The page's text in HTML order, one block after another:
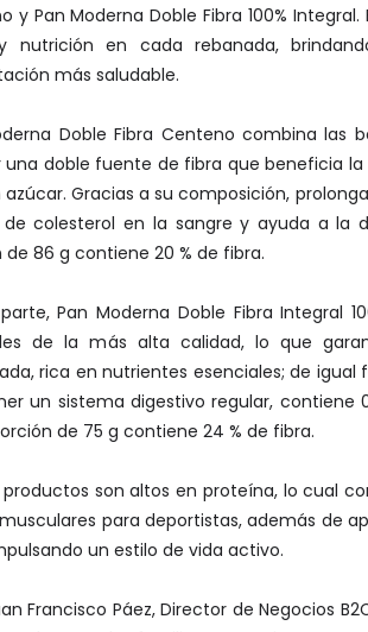
y Pan Moderna Doble Fibra 100%
nutrición en cada rebanada,
más saludable.
Doble Fibra Centeno combina las
doble fuente de fibra que beneficia
azúcar. Gracias a su composición,
de colesterol en la sangre y ayuda a la
de 86 g contiene 20 % de fibra.
Pan Moderna Doble Fibra Integral
de la más alta calidad, lo que
rica en nutrientes esenciales; de
un sistema digestivo regular, contiene
de 75 g contiene 24 % de fibra.
son altos en proteína, lo cual
para deportistas, además de
un estilo de vida activo.
Francisco Páez, Director de Negocios